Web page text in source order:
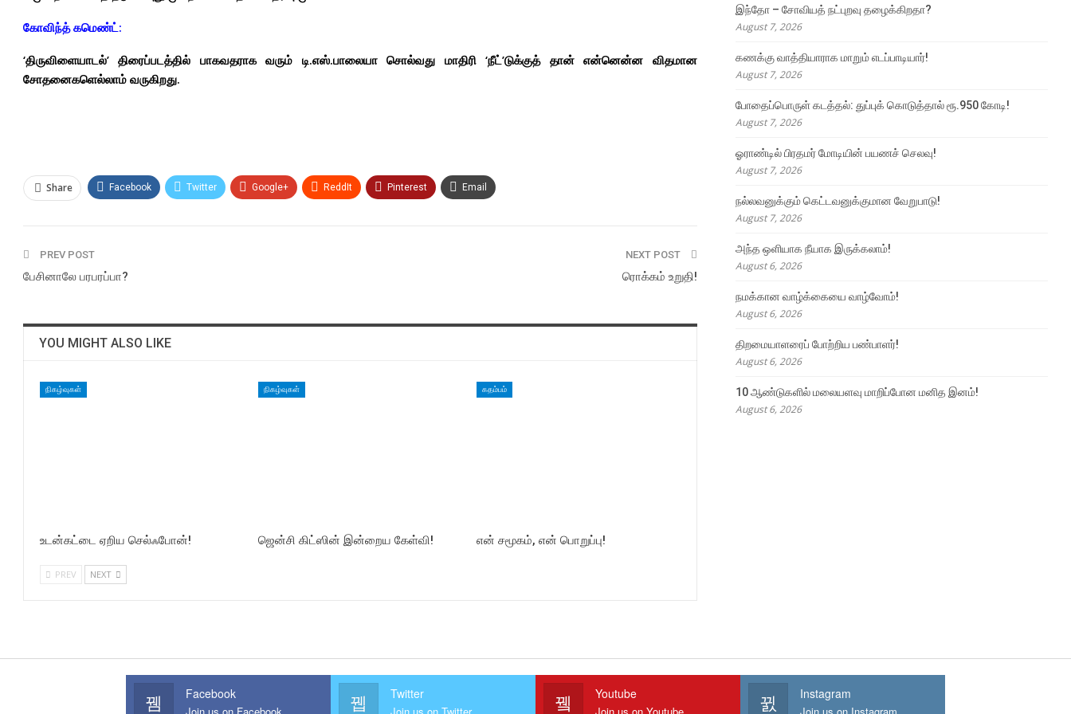
கோவிந்த் கமெண்ட்:
‘திருவிளையாடல்’ திரைப்படத்தில் பாகவதராக வரும் டி.எஸ்.பாலையா சொல்வது மாதிரி ‘நீட்’டுக்குத் தான் என்னென்ன விதமான
சோதனைகளெல்லாம் வருகிறது.
Share Facebook Twitter Google+ ReddIt Pinterest Email
PREV POST
பேசினாலே பரபரப்பா?
NEXT POST
ரொக்கம் உறுதி!
YOU MIGHT ALSO LIKE
நிகழ்வுகள்
உடன்கட்டை ஏறிய செல்ஃபோன்!
நிகழ்வுகள்
ஜென்சி கிட்ஸின் இன்றைய கேள்வி!
கதம்பம்
என் சமூகம், என் பொறுப்பு!
PREV NEXT
இந்தோ – சோவியத் நட்புறவு தழைக்கிறதா?
August 7, 2026
கணக்கு வாத்தியாராக மாறும் எடப்பாடியார்!
August 7, 2026
போதைப்பொருள் கடத்தல்: துப்புக் கொடுத்தால் ரூ.950 கோடி!
August 7, 2026
ஓராண்டில் பிரதமர் மோடியின் பயணச் செலவு!
August 7, 2026
நல்லவனுக்கும் கெட்டவனுக்குமான வேறுபாடு!
August 7, 2026
அந்த ஒளியாக நீயாக இருக்கலாம்!
August 6, 2026
நமக்கான வாழ்க்கையை வாழ்வோம்!
August 6, 2026
திறமையாளரைப் போற்றிய பண்பாளர்!
August 6, 2026
10 ஆண்டுகளில் மலையளவு மாறிப்போன மனித இனம்!
August 6, 2026
Facebook Twitter Youtube Instagram